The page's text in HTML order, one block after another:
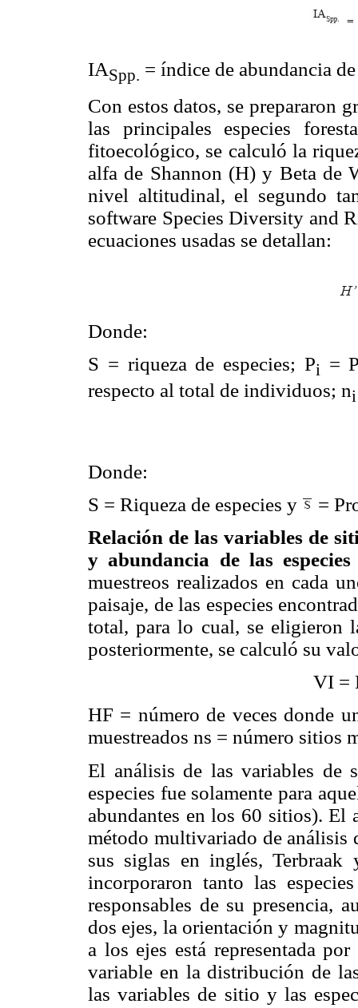
IASpp. = índice de abundancia
Con estos datos, se prepararon
las principales especies
fitoecológico, se calculó la
alfa de Shannon (H) y Beta de
nivel altitudinal, el segundo
software Species Diversity and
ecuaciones usadas se detallan:
Donde:
S = riqueza de especies; Pi
=
respecto al total de individuos; ni
Donde:
S = Riqueza de especies y
=
Relación de las variables de
y abundancia de las especies
muestreos realizados en cada
paisaje, de las especies
total, para lo cual, se eligieron
posteriormente, se calculó su
VI =
HF = número de veces donde
muestreados ns = número sitios
El análisis de las variables de
especies fue solamente para
abundantes en los 60 sitios). El
método multivariado de análisis
sus siglas en inglés,
incorporaron tanto las
responsables de su presencia,
dos ejes, la orientación y
a los ejes está representada
variable en la distribución de
las variables de sitio y las